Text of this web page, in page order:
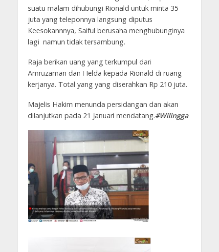
suatu malam dihubungi Rionald untuk minta 35
juta yang teleponnya langsung diputus
Keesokannnya, Saiful berusaha menghubunginya
lagi namun tidak tersambung.
Raja berikan uang yang terkumpul dari
Amruzaman dan Helda kepada Rionald di ruang
kerjanya. Total yang yang diserahkan Rp 210 juta.
Majelis Hakim menunda persidangan dan akan
dilanjutkan pada 21 Januari mendatang.#Wilingga